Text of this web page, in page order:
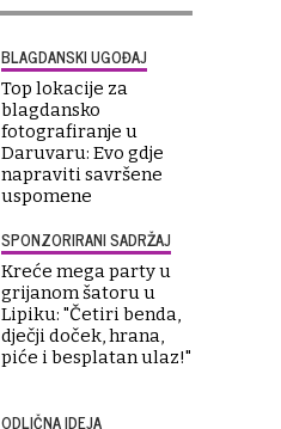
BLAGDANSKI UGOĐAJ
Top lokacije za
blagdansko
fotografiranje u
Daruvaru: Evo gdje
napraviti savršene
uspomene
SPONZORIRANI SADRŽAJ
Kreće mega party u
grijanom šatoru u
Lipiku: "Četiri benda,
dječji doček, hrana,
piće i besplatan ulaz!"
ODLIČNA IDEJA